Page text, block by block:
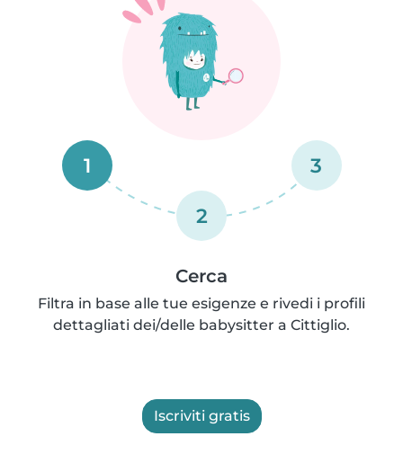
1
2
3
Cerca
Filtra in base alle tue esigenze e rivedi i profili
dettagliati dei/delle babysitter a Cittiglio.
Iscriviti gratis